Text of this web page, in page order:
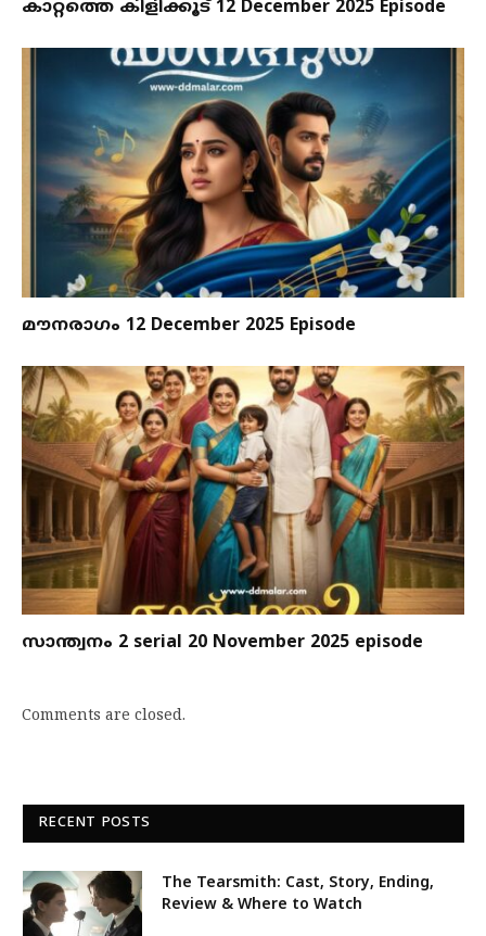
കാറ്റത്തെ കിളിക്കൂട് 12 December 2025 Episode
മൗനരാഗം 12 December 2025 Episode
സാന്ത്വനം 2 serial 20 November 2025 episode
Comments are closed.
RECENT POSTS
The Tearsmith: Cast, Story, Ending,
Review & Where to Watch